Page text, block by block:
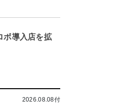
ボ導入店を拡
2026.08.08付